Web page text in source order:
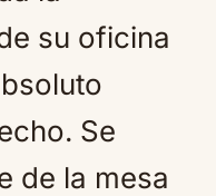
su oficina
Se
de la mesa